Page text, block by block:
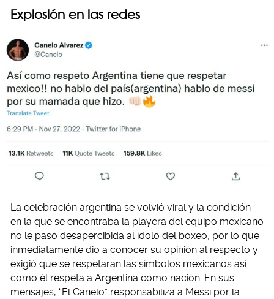
Explosión en las redes
La celebración argentina se volvió viral y la condición
en la que se encontraba la playera del equipo mexicano
no le pasó desapercibida al ídolo del boxeo, por lo que
inmediatamente dio a conocer su opinión al respecto y
exigió que se respetaran las símbolos mexicanos así
como él respeta a Argentina como nación. En sus
mensajes, “El Canelo” responsabiliza a Messi por la